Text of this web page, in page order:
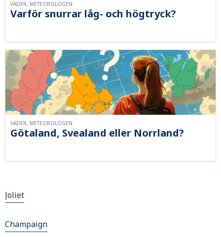
Varför snurrar låg- och högtryck?
VÄDER, METEOROLOGEN
Götaland, Svealand eller Norrland?
VÄDER, METEOROLOGEN
Joliet
Champaign